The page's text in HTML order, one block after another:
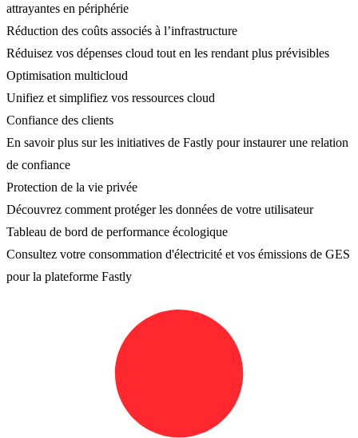
attrayantes en périphérie
Réduction des coûts associés à l’infrastructure
Réduisez vos dépenses cloud tout en les rendant plus prévisibles
Optimisation multicloud
Unifiez et simplifiez vos ressources cloud
Confiance des clients
En savoir plus sur les initiatives de Fastly pour instaurer une relation
de confiance
Protection de la vie privée
Découvrez comment protéger les données de votre utilisateur
Tableau de bord de performance écologique
Consultez votre consommation d'électricité et vos émissions de GES
pour la plateforme Fastly